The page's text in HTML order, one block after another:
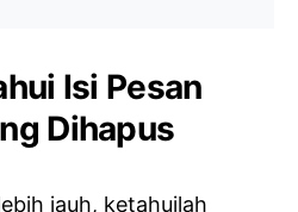
Isi Pesan
Dihapus
jauh, ketahuilah